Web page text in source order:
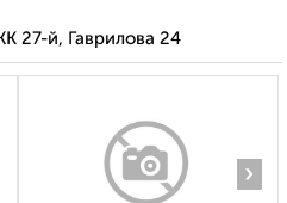
27-й, Гаврилова 24
›